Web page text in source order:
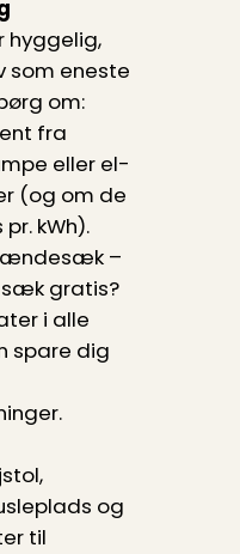
hyggelig,
som eneste
om:
fra
eller el-
(og om de
kWh).
–
gratis?
i alle
spare dig
og
til